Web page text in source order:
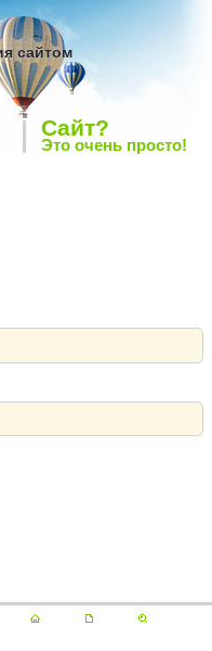
сайтом
Сайт?
Это очень просто!